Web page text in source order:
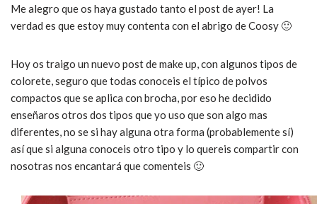
Me alegro que os haya gustado tanto el post de ayer! La
verdad es que estoy muy contenta con el abrigo de Coosy 🙂
Hoy os traigo un nuevo post de make up, con algunos tipos de
colorete, seguro que todas conoceis el típico de polvos
compactos que se aplica con brocha, por eso he decidido
enseñaros otros dos tipos que yo uso que son algo mas
diferentes, no se si hay alguna otra forma (probablemente sí)
así que si alguna conoceis otro tipo y lo quereis compartir con
nosotras nos encantará que comenteis 🙂